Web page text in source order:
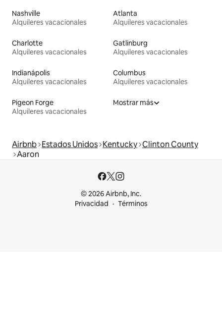
Nashville
Alquileres vacacionales
Atlanta
Alquileres vacacionales
Charlotte
Alquileres vacacionales
Gatlinburg
Alquileres vacacionales
Indianápolis
Alquileres vacacionales
Columbus
Alquileres vacacionales
Pigeon Forge
Alquileres vacacionales
Mostrar más
Airbnb Estados Unidos Kentucky Clinton County
Aaron
© 2026 Airbnb, Inc.
Privacidad
Términos